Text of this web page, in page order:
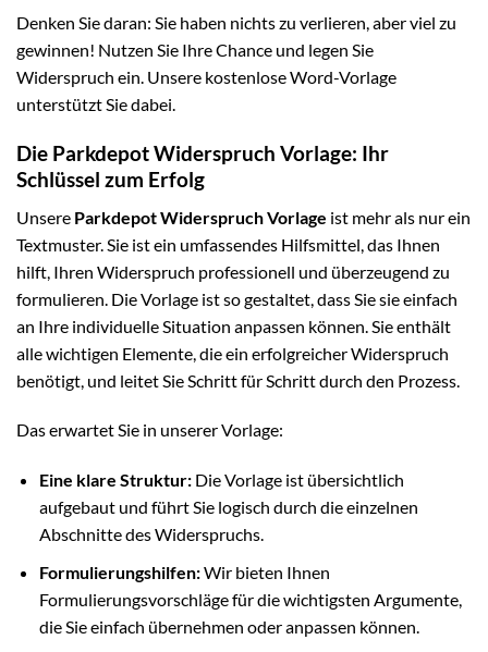
Denken Sie daran: Sie haben nichts zu verlieren, aber viel zu
gewinnen! Nutzen Sie Ihre Chance und legen Sie
Widerspruch ein. Unsere kostenlose Word-Vorlage
unterstützt Sie dabei.
Die Parkdepot Widerspruch Vorlage: Ihr
Schlüssel zum Erfolg
Unsere Parkdepot Widerspruch Vorlage ist mehr als nur ein
Textmuster. Sie ist ein umfassendes Hilfsmittel, das Ihnen
hilft, Ihren Widerspruch professionell und überzeugend zu
formulieren. Die Vorlage ist so gestaltet, dass Sie sie einfach
an Ihre individuelle Situation anpassen können. Sie enthält
alle wichtigen Elemente, die ein erfolgreicher Widerspruch
benötigt, und leitet Sie Schritt für Schritt durch den Prozess.
Das erwartet Sie in unserer Vorlage:
Eine klare Struktur:Die Vorlage ist übersichtlich
aufgebaut und führt Sie logisch durch die einzelnen
Abschnitte des Widerspruchs.
Formulierungshilfen:Wir bieten Ihnen
Formulierungsvorschläge für die wichtigsten Argumente,
die Sie einfach übernehmen oder anpassen können.